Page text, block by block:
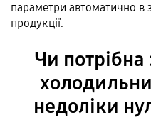
параметри автоматично в
продукції.
Чи потрібна
недоліки